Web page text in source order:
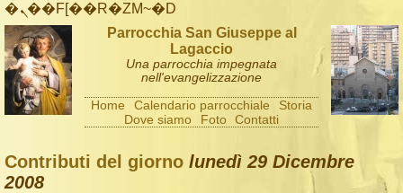
�ܢ��F[��R�ZM~�D
Parrocchia San Giuseppe al
Lagaccio
Una parrocchia impegnata
nell'evangelizzazione
Home Calendario parrocchiale
Storia
Dove siamo
Foto Contatti
Contributi del giorno lunedì 29 Dicembre
2008